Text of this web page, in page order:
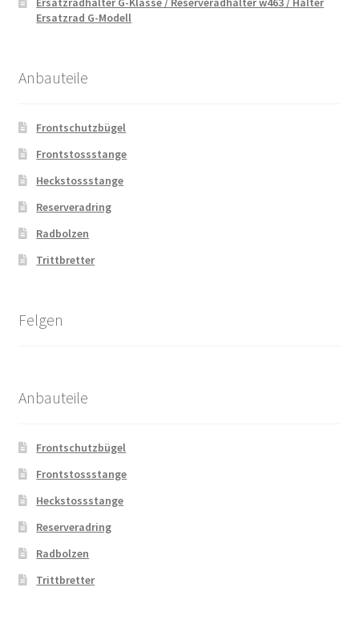
Ersatzrad G-Modell
Anbauteile
Frontschutzbügel
Frontstossstange
Heckstossstange
Reserveradring
Radbolzen
Trittbretter
Felgen
Anbauteile
Frontschutzbügel
Frontstossstange
Heckstossstange
Reserveradring
Radbolzen
Trittbretter